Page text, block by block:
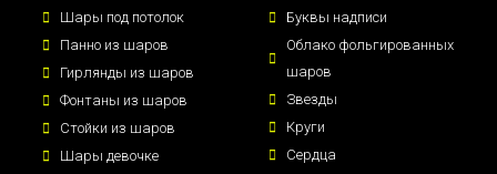
Шары под потолок
Панно из шаров
Гирлянды из шаров
Фонтаны из шаров
Стойки из шаров
Шары девочке
Буквы надписи
Облако фольгированных
шаров
Звезды
Круги
Сердца